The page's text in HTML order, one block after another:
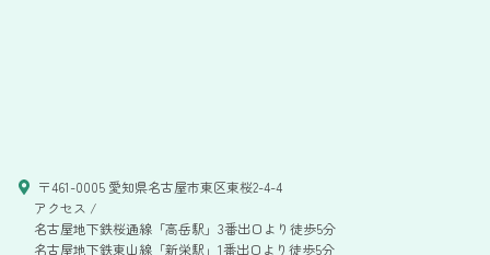
〒461-0005 愛知県名古屋市東区東桜2-4-4
アクセス /
名古屋地下鉄桜通線「高岳駅」3番出口より徒歩5分
名古屋地下鉄東山線「新栄駅」1番出口より徒歩5分